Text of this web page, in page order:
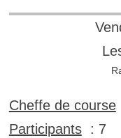
Cheffe de course
Participants: 7